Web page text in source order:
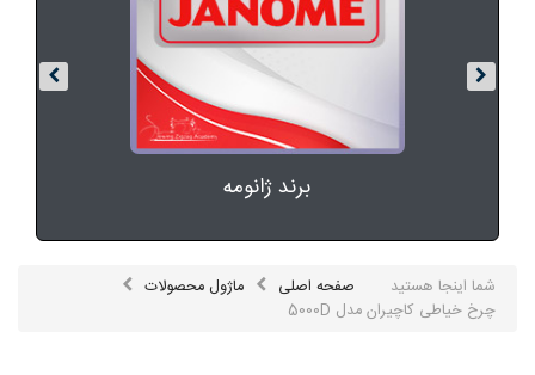
برند ژانومه
شما اینجا هستید صفحه اصلی
ماژول محصولات
چرخ خیاطی کاچیران مدل 5000D